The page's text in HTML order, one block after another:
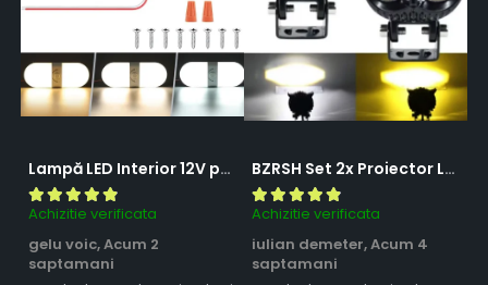
Lampă LED Interior 12V pentru Dubă, Camper și Rulotă - 180LED, 33 cm, 3 Temperaturii de Culoare, Intensitate Reglabilă, Iluminare Compartiment Marfă
Achizitie verificata
gelu voic,Acum 2
saptamani
BZRSH Set 2x Proiector LED Bufnita 50W Lupa 2 Faze Alb-Galben 12-24V Moto ATV
Achizitie verificata
iulian demeter,Acum 4
saptamani